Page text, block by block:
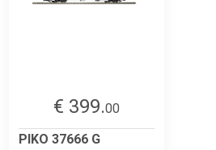
€ 399.00
PIKO 37666 G